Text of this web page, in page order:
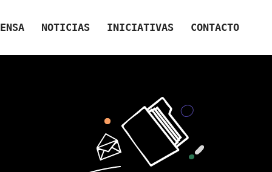
NOTICIAS INICIATIVAS CONTACTO